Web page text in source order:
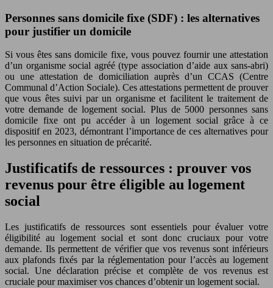
Personnes sans domicile fixe (SDF) : les alternatives
pour justifier un domicile
Si vous êtes sans domicile fixe, vous pouvez fournir une attestation
d’un organisme social agréé (type association d’aide aux sans-abri)
ou une attestation de domiciliation auprès d’un CCAS (Centre
Communal d’Action Sociale). Ces attestations permettent de prouver
que vous êtes suivi par un organisme et facilitent le traitement de
votre demande de logement social. Plus de 5000 personnes sans
domicile fixe ont pu accéder à un logement social grâce à ce
dispositif en 2023, démontrant l’importance de ces alternatives pour
les personnes en situation de précarité.
Justificatifs de ressources : prouver vos
revenus pour être éligible au logement
social
Les justificatifs de ressources sont essentiels pour évaluer votre
éligibilité au logement social et sont donc cruciaux pour votre
demande. Ils permettent de vérifier que vos revenus sont inférieurs
aux plafonds fixés par la réglementation pour l’accès au logement
social. Une déclaration précise et complète de vos revenus est
cruciale pour maximiser vos chances d’obtenir un logement social.